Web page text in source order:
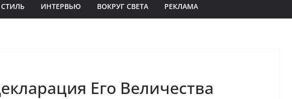
СТИЛЬ ИНТЕРВЬЮ ВОКРУГ СВЕТА РЕКЛАМА
Его Величества